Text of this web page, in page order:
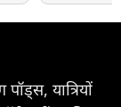
यात्रियों